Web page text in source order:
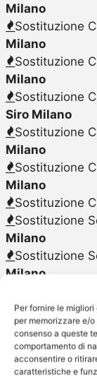
Per fornire le
per memorizzare e/
consenso a queste
comportamento di
acconsentire o
caratteristiche e
Milano
Sostituzione
Milano
Sostituzione
Milano
Sostituzione
Siro Milano
Sostituzione
Milano
Sostituzione
Milano
Sostituzione
Sostituzione
Milano
Sostituzione
Milano
Sostituzione
Milano
Sostituzione
Milano